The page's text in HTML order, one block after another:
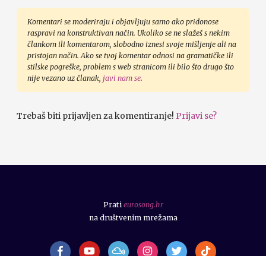
Komentari se moderiraju i objavljuju samo ako pridonose
raspravi na konstruktivan način. Ukoliko se ne slažeš s nekim
člankom ili komentarom, slobodno iznesi svoje mišljenje ali na
pristojan način. Ako se tvoj komentar odnosi na gramatičke ili
stilske pogreške, problem s web stranicom ili bilo što drugo što
nije vezano uz članak, javi nam se.
Trebaš biti prijavljen za komentiranje! Prijavi se?
Prati eurosong.hr
na društvenim mrežama